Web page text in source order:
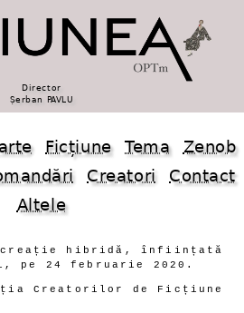
Director
Șerban PAVLU
Ficțiune Tema
Zenob
Creatori
Contact
Altele
creație hibridă, înființată
pe 24 februarie 2020.
Creatorilor de Ficțiune